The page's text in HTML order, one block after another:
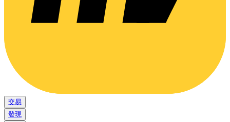
交易
發現